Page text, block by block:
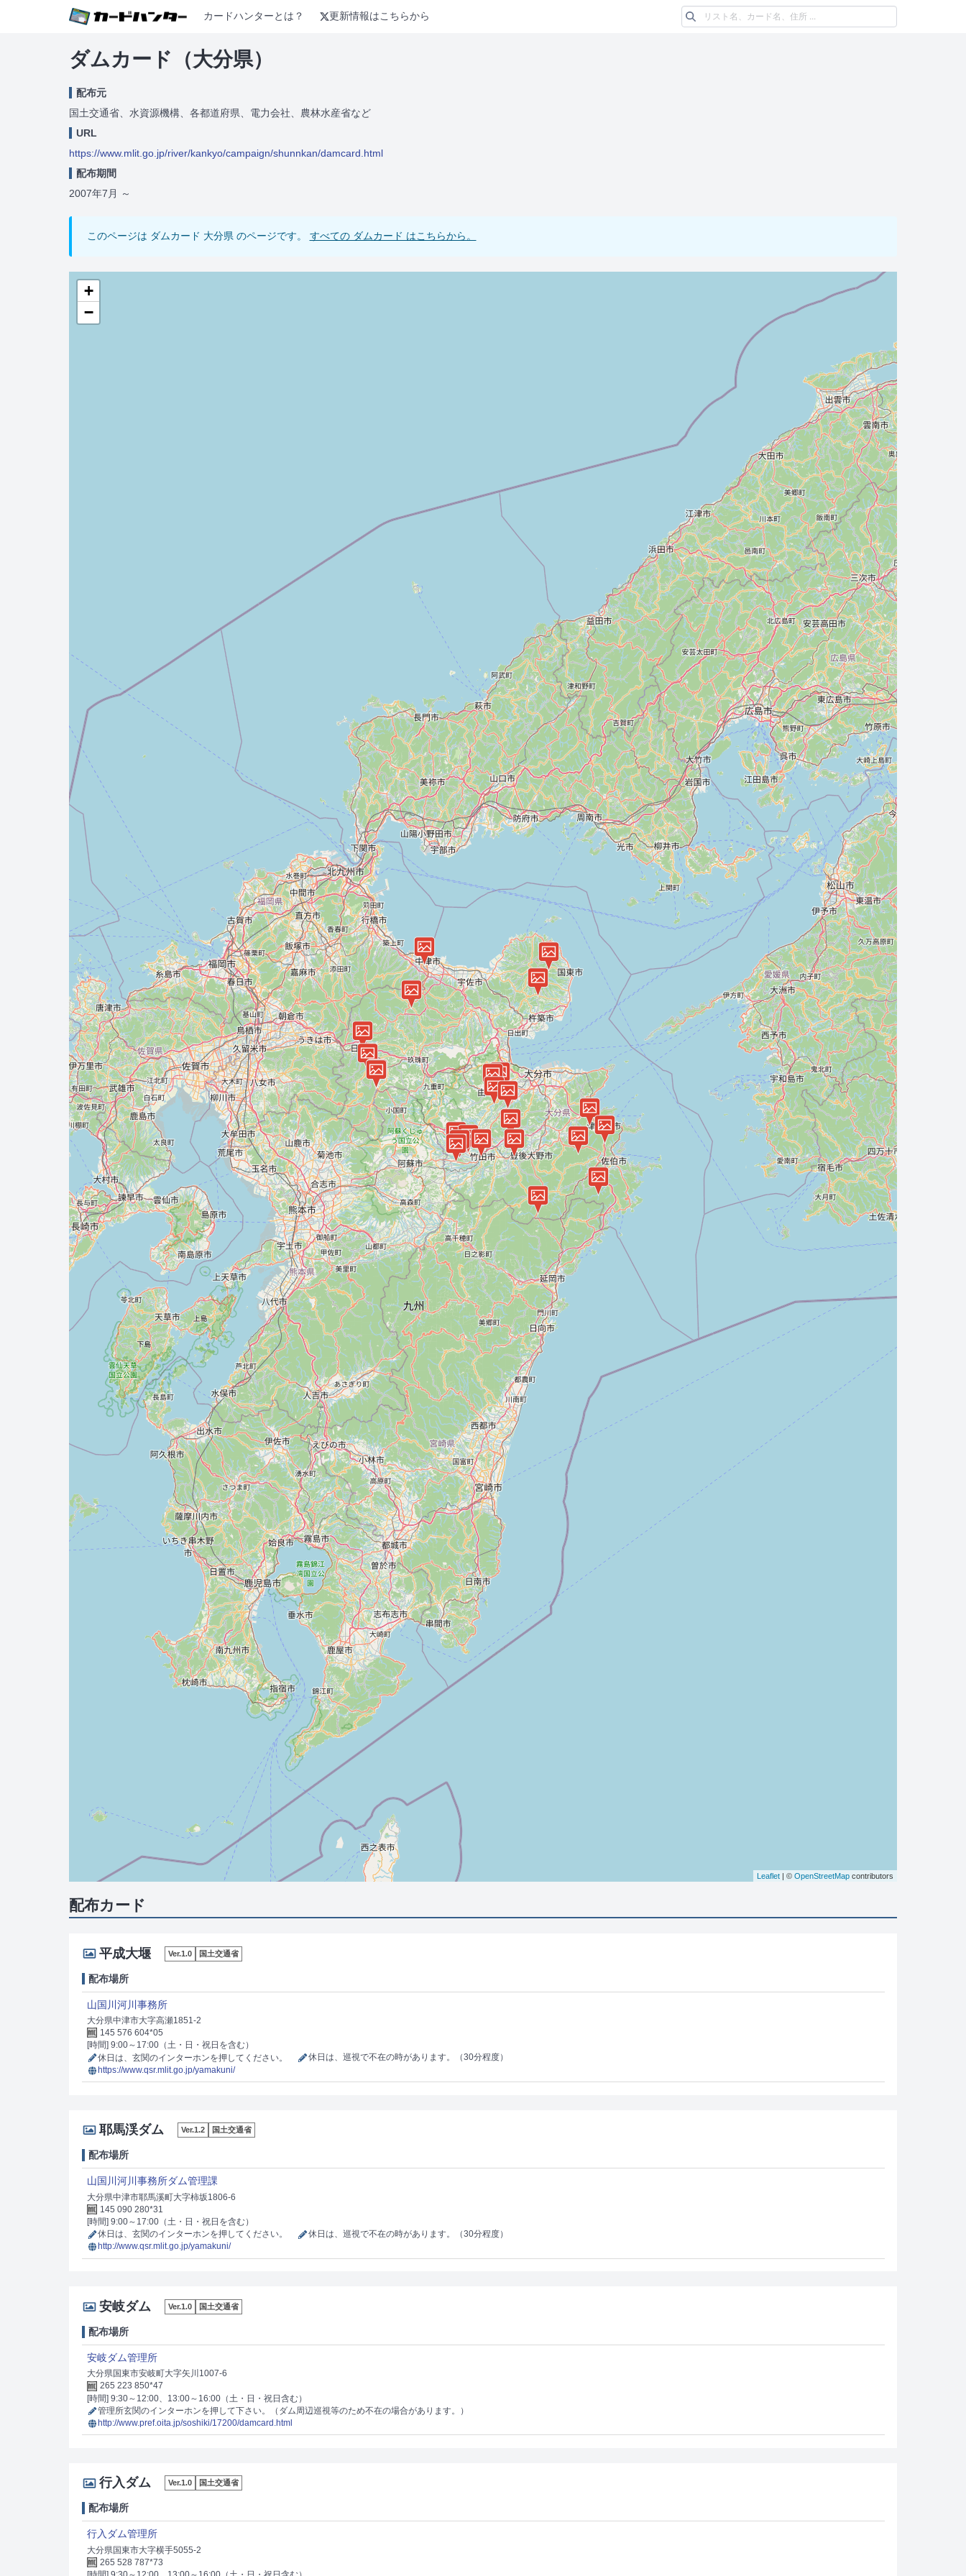
カードハンターとは？ 更新情報はこちらから
ダムカード（大分県）
配布元
国土交通省、水資源機構、各都道府県、電力会社、農林水産省など
URL
https://www.mlit.go.jp/river/kankyo/campaign/shunnkan/damcard.html
配布期間
2007年7月
～
このページは ダムカード 大分県 のページです。 すべての ダムカード はこちらから。
+
−
Leaflet | © OpenStreetMap contributors
配布カード
平成大堰 Ver.1.0 国土交通省
配布場所
山国川河川事務所
大分県中津市大字高瀬1851-2
145 576 604*05
[時間] 9:00～17:00（土・日・祝日を含む）
休日は、玄関のインターホンを押してください。
休日は、巡視で不在の時があります。（30分程度）
https://www.qsr.mlit.go.jp/yamakuni/
耶馬渓ダム Ver.1.2 国土交通省
配布場所
山国川河川事務所ダム管理課
大分県中津市耶馬溪町大字柿坂1806-6
145 090 280*31
[時間] 9:00～17:00（土・日・祝日を含む）
休日は、玄関のインターホンを押してください。
休日は、巡視で不在の時があります。（30分程度）
http://www.qsr.mlit.go.jp/yamakuni/
安岐ダム Ver.1.0 国土交通省
配布場所
安岐ダム管理所
大分県国東市安岐町大字矢川1007-6
265 223 850*47
[時間] 9:30～12:00、13:00～16:00（土・日・祝日含む）
管理所玄関のインターホンを押して下さい。（ダム周辺巡視等のため不在の場合があります。）
http://www.pref.oita.jp/soshiki/17200/damcard.html
行入ダム Ver.1.0 国土交通省
配布場所
行入ダム管理所
大分県国東市大字横手5055-2
265 528 787*73